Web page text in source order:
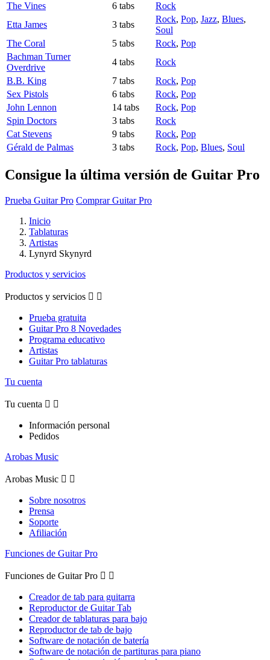
The Vines
6 tabs
Rock
Etta James
3 tabs
Rock, Pop, Jazz, Blues,
Soul
The Coral
5 tabs Rock, Pop
Bachman Turner
Overdrive
4 tabs
Rock
B.B. King
7 tabs Rock, Pop
Sex Pistols
6 tabs Rock, Pop
John Lennon
14 tabs Rock, Pop
Spin Doctors
3 tabs
Rock
Cat Stevens
9 tabs Rock, Pop
Gérald de Palmas
3 tabs Rock, Pop, Blues, Soul
Consigue la última versión de Guitar Pro
Prueba Guitar Pro Comprar Guitar Pro
Inicio
Tablaturas
Artistas
Lynyrd Skynyrd
Productos y servicios
Productos y servicios  
Prueba gratuita
Guitar Pro 8 Novedades
Programa educativo
Artistas
Guitar Pro tablaturas
Tu cuenta
Tu cuenta  
Información personal
Pedidos
Arobas Music
Arobas Music  
Sobre nosotros
Prensa
Soporte
Afiliación
Funciones de Guitar Pro
Funciones de Guitar Pro  
Creador de tab para guitarra
Reproductor de Guitar Tab
Creador de tablaturas para bajo
Reproductor de tab de bajo
Software de notación de batería
Software de notación de partituras para piano